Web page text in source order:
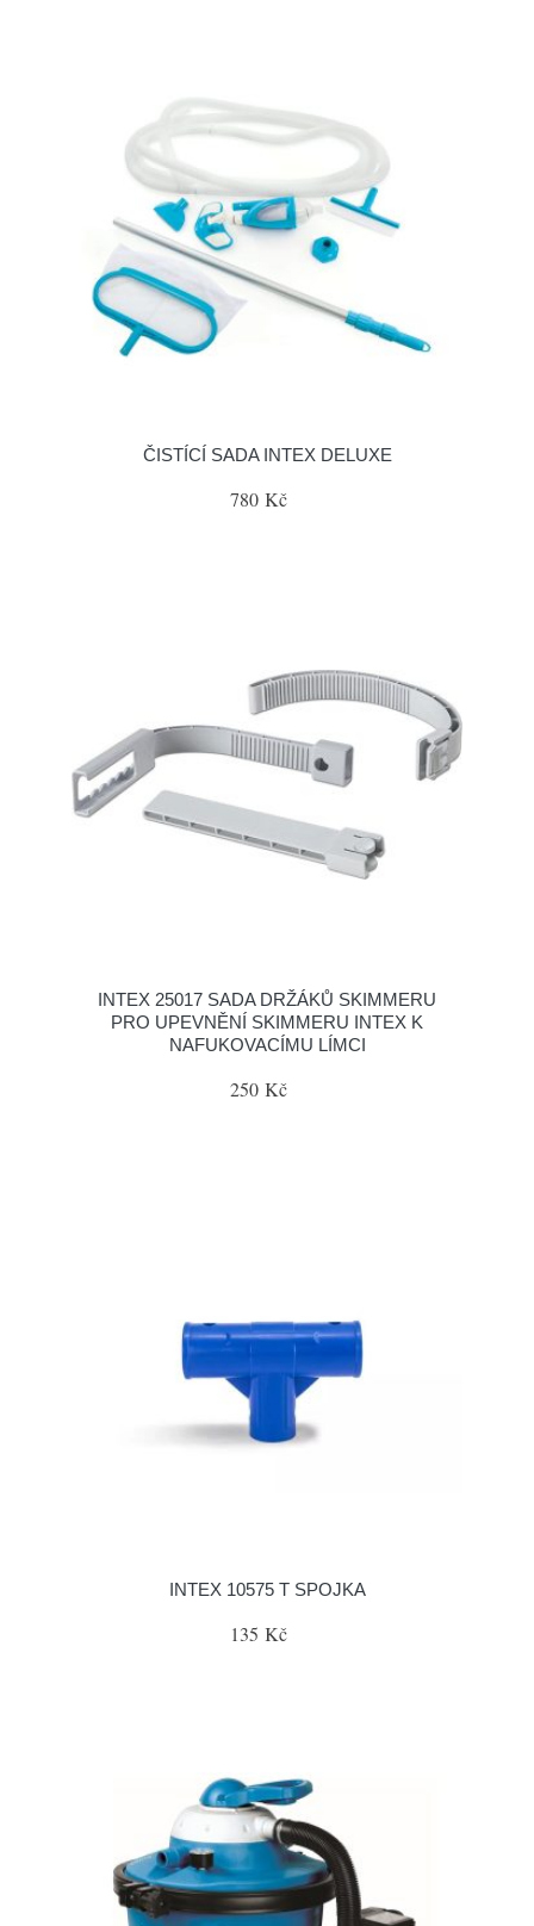
ČISTÍCÍ SADA INTEX DELUXE
780 Kč
INTEX 25017 SADA DRŽÁKŮ SKIMMERU
PRO UPEVNĚNÍ SKIMMERU INTEX K
NAFUKOVACÍMU LÍMCI
250 Kč
INTEX 10575 T SPOJKA
135 Kč